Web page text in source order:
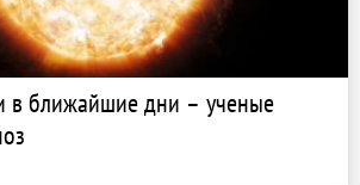
в ближайшие дни – ученые